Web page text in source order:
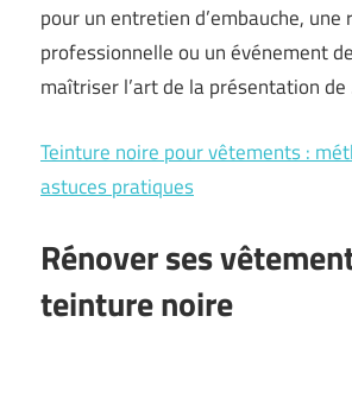
pour un entretien d’embauche, une
professionnelle ou un événement
maîtriser l’art de la présentation
Teinture noire pour vêtements :
astuces pratiques
Rénover ses
teinture noire